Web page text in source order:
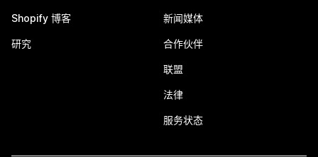
Shopify 博客
研究
新闻媒体
合作伙伴
联盟
法律
服务状态